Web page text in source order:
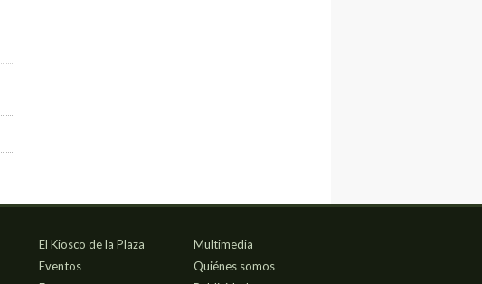
El Kiosco de la Plaza
Eventos
Multimedia
Quiénes somos